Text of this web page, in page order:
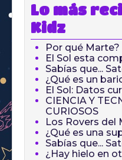
Lo más
Kidz
Por qué Marte?
El Sol esta
Sabías que...
¿Qué es un
El Sol: Datos
CIENCIA Y
CURIOSOS
Los Rovers del
¿Qué es una
Sabías que...
¿Hay hielo en